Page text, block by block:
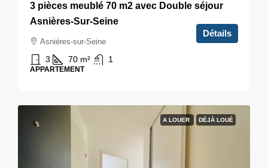
3 pièces meublé 70 m2 avec Double séjour
Asnières-Sur-Seine
Asnières-sur-Seine
3 70 m² 1
APPARTEMENT
Détails
A LOUER DÉJÀ LOUÉ